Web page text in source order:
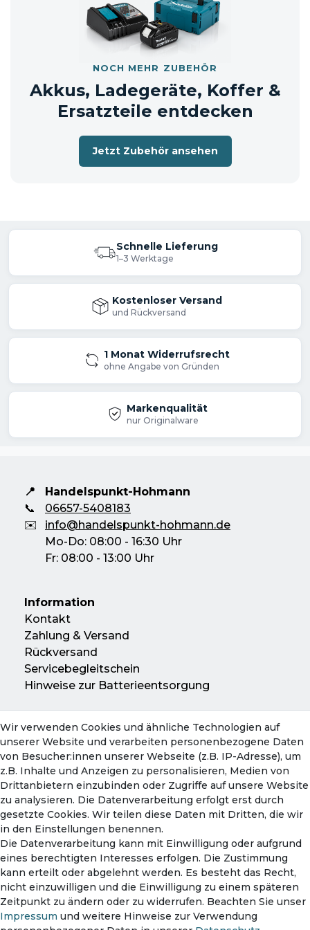
Akku-Kartuschenpistole DCG180Z
solo = ohne Akku und ohne Ladegerät
📦 Versandhinweis: Die Lieferung erfolgt
entweder im Originalkarton oder in
NOCH MEHR ZUBEHÖR
Akkus, Ladegeräte, Koffer &
Ersatzteile entdecken
Jetzt Zubehör ansehen
Schnelle Lieferung
1–3 Werktage
Kostenloser Versand
und Rückversand
1 Monat Widerrufsrecht
ohne Angabe von Gründen
Markenqualität
nur Originalware
📍
Handelspunkt-Hohmann
📞
06657-5408183
✉️
info@handelspunkt-hohmann.de
Mo-Do: 08:00 - 16:30 Uhr
Fr: 08:00 - 13:00 Uhr
Information
Kontakt
Zahlung & Versand
Rückversand
Servicebegleitschein
Hinweise zur Batterieentsorgung
Konto
Mein Konto
Warenkorb
Zahlungsmethoden
Wir verwenden Cookies und ähnliche Technologien auf
unserer Website und verarbeiten personenbezogene Daten
von Besucher:innen unserer Webseite (z.B. IP-Adresse), um
z.B. Inhalte und Anzeigen zu personalisieren, Medien von
Drittanbietern einzubinden oder Zugriffe auf unsere Website
zu analysieren. Die Datenverarbeitung erfolgt erst durch
gesetzte Cookies. Wir teilen diese Daten mit Dritten, die wir
in den Einstellungen benennen.
Die Datenverarbeitung kann mit Einwilligung oder aufgrund
eines berechtigten Interesses erfolgen. Die Zustimmung
kann erteilt oder abgelehnt werden. Es besteht das Recht,
nicht einzuwilligen und die Einwilligung zu einem späteren
Zeitpunkt zu ändern oder zu widerrufen. Beachten Sie unser
Impressum und weitere Hinweise zur Verwendung